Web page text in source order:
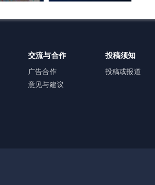
交流与合作
广告合作
意见与建议
投稿须知
投稿或报道